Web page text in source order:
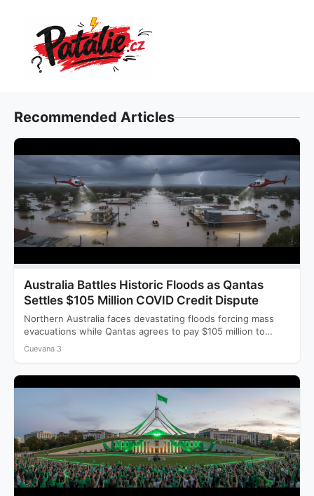
obsah
Recommended Articles
Australia Battles Historic Floods as Qantas
Settles $105 Million COVID Credit Dispute
Northern Australia faces devastating floods forcing mass
evacuations while Qantas agrees to pay $105 million to
settle a…
Cuevana 3